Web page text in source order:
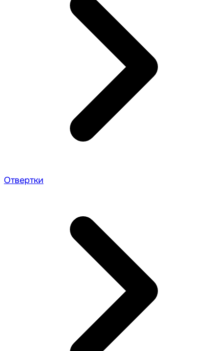
Отвертки